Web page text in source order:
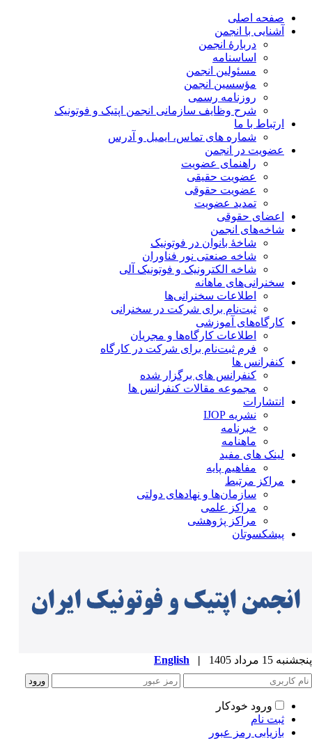
صفحه اصلی
آشنایی با انجمن
دربارۀ انجمن
اساسنامه
مسئولین انجمن
مؤسسین انجمن
روزنامه رسمی
شرح وظایف سازمانی انجمن اپتیک و فوتونیک
ارتباط با ما
شماره های تماس، ایمیل و آدرس
عضویت در انجمن
راهنمای عضویت
عضویت حقیقی
عضویت حقوقی
تمدید عضویت
اعضای حقوقی
شاخه‌های انجمن
شاخۀ بانوان در فوتونیک
شاخه صنعتی نور فناوران
شاخه‌ الکترونیک و فوتونیک آلی
سخنرانی‌های ماهانه
اطلاعات سخنرانی‌‌ها
ثبت‌نام برای شرکت در سخنرانی
کارگاه‌های آموزشی
اطلاعات کارگاه‌ها و مجریان
فرم ثبت‌نام برای شرکت در کارگاه
کنفرانس ها
کنفرانس های برگزار شده
مجموعه مقالات کنفرانس ها
انتشارات
نشریه IJOP
خبرنامه
ماهنامه
لینک های مفید
مفاهیم پایه
مراکز مرتبط
سازمان‌ها و نهادهای دولتی
مراکز علمی
مراکز پژوهشی
پیشکسوتان
15 مرداد 1405 |
English
ورود خودکار
ثبت نام
بازیابی رمز عبور